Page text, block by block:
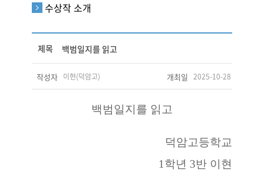
수상작 소개
제목 백범일지를 읽고
작성자 이현(덕암고) 개최일 2025-10-28
백범일지를 읽고
덕암고등학교
1학년 3반 이현